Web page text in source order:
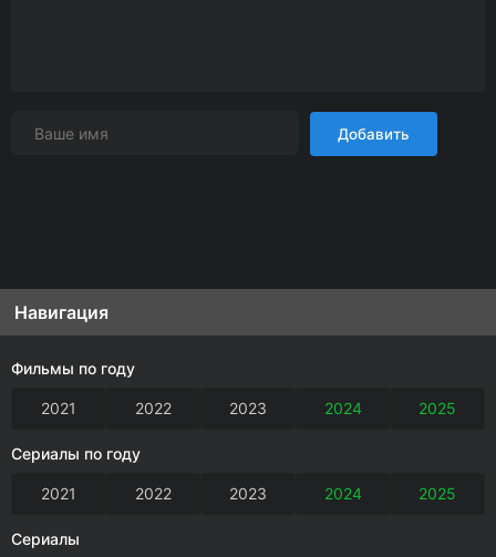
Добавить
Навигация
Фильмы по году
2021 2022 2023 2024 2025
Сериалы по году
2021 2022 2023 2024 2025
Сериалы